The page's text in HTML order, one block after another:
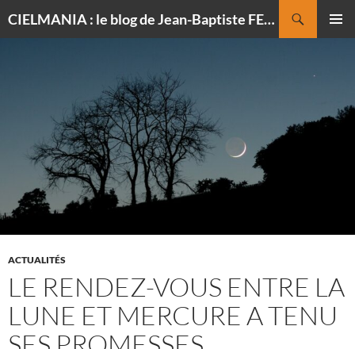
CIELMANIA : le blog de Jean-Baptiste FELDMANN, photographe du ciel
ACTUALITÉS
LE RENDEZ-VOUS ENTRE LA
LUNE ET MERCURE A TENU